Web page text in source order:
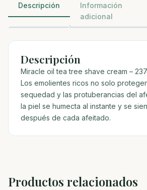
ml
cantidad
Descripción
Información
adicional
Descripción
Miracle oil tea tree shave cream –
Los emolientes ricos no solo
sequedad y las protuberancias del
la piel se humecta al instante y se
después de cada afeitado.
Productos relacionados